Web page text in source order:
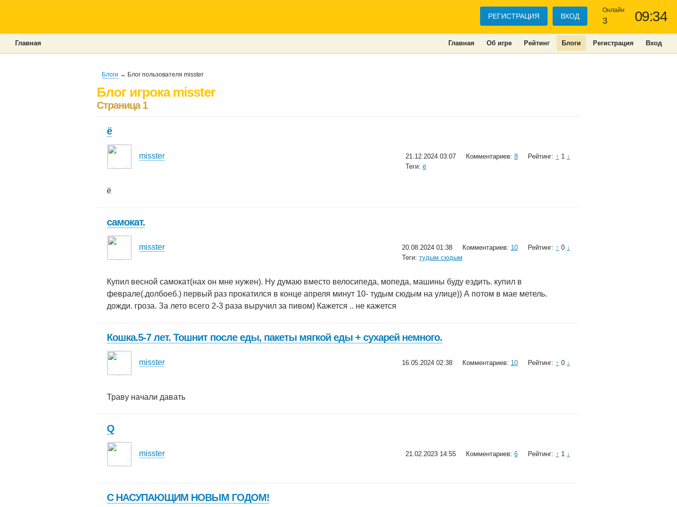
09:34
Онлайн
3
РЕГИСТРАЦИЯ ВХОД
Главная Об игре Рейтинг Блоги Регистрация Вход
Главная
Блоги → Блог пользователя misster
Блог игрока misster
Страница 1
ё
misster 21.12.2024 03:07 Комментариев: 8 Рейтинг: ↑ 1 ↓
Теги: ё
ё
самокат.
misster 20.08.2024 01:38 Комментариев: 10 Рейтинг: ↑ 0 ↓
Теги: тудым сюдым
Купил весной самокат(нах он мне нужен). Ну думаю вместо велосипеда, мопеда, машины буду ездить. купил в
феврале(.долбоеб.) первый раз прокатился в конце апреля минут 10- тудым сюдым на улице)) А потом в мае метель.
дожди. гроза. За лето всего 2-3 раза выручил за пивом) Кажется .. не кажется
Кошка.5-7 лет. Тошнит после еды, пакеты мягкой еды + сухарей немного.
misster 16.05.2024 02:38 Комментариев: 10 Рейтинг: ↑ 0 ↓
Траву начали давать
Q
misster 21.02.2023 14:55 Комментариев: 6 Рейтинг: ↑ 1 ↓
С НАСУПАЮЩИМ НОВЫМ ГОДОМ!